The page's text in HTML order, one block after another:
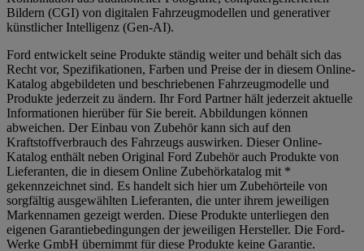
Bildern (CGI) von digitalen Fahrzeugmodellen und generativer
künstlicher Intelligenz (Gen-AI).
Ford entwickelt seine Produkte ständig weiter und behält sich das
Recht vor, Spezifikationen, Farben und Preise der in diesem Online-
Katalog abgebildeten und beschriebenen Fahrzeugmodelle und
Produkte jederzeit zu ändern. Ihr Ford Partner hält jederzeit aktuelle
Informationen hierüber für Sie bereit. Abbildungen können
abweichen. Der Einbau von Zubehör kann sich auf den
Kraftstoffverbrauch des Fahrzeugs auswirken. Dieser Online-
Katalog enthält neben Original Ford Zubehör auch Produkte von
Lieferanten, die in diesem Online Zubehörkatalog mit *
gekennzeichnet sind. Es handelt sich hier um Zubehörteile von
sorgfältig ausgewählten Lieferanten, die unter ihrem jeweiligen
Markennamen gezeigt werden. Diese Produkte unterliegen den
eigenen Garantiebedingungen der jeweiligen Hersteller. Die Ford-
Werke GmbH übernimmt für diese Produkte keine Garantie.